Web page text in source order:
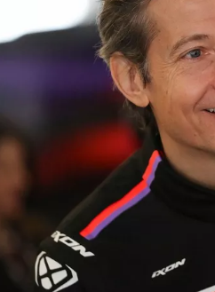
MONOPOSTO